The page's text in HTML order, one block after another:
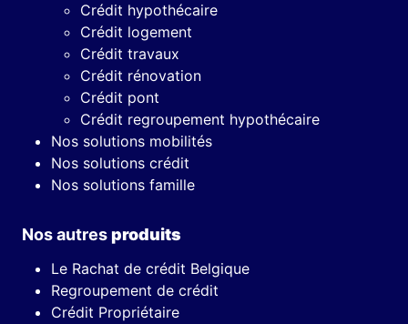
Crédit hypothécaire
Crédit logement
Crédit travaux
Crédit rénovation
Crédit pont
Crédit regroupement hypothécaire
Nos solutions mobilités
Nos solutions crédit
Nos solutions famille
Nos autresproduits
Le Rachat de crédit Belgique
Regroupement de crédit
Crédit Propriétaire